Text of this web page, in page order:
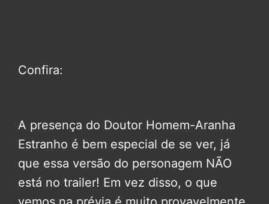
Confira:
A presença do Doutor Homem-Aranha
Estranho é bem especial de se ver, já
que essa versão do personagem NÃO
está no trailer! Em vez disso, o que